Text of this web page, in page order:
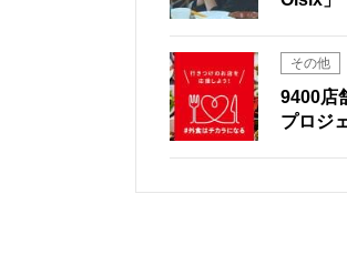
その他
9400店
プロジ